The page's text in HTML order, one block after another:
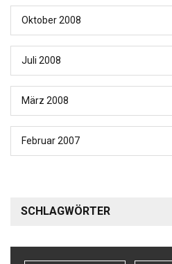
Oktober 2008
Juli 2008
März 2008
Februar 2007
SCHLAGWÖRTER